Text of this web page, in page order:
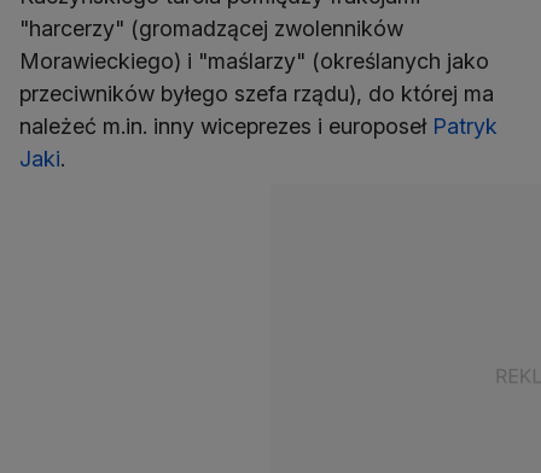
"harcerzy" (gromadzącej zwolenników
Morawieckiego) i "maślarzy" (określanych jako
przeciwników byłego szefa rządu), do której ma
należeć m.in. inny wiceprezes i europoseł Patryk
Jaki.